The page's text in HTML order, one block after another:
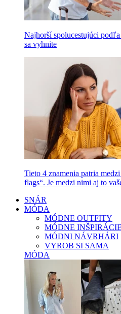
Najhorší spolucestujúci
sa vyhnite
Tieto 4 znamenia patria
flags“. Je medzi nimi aj to
SNÁR
MÓDA
MÓDNE OUTFITY
MÓDNE INŠPIRÁCIE
MÓDNI NÁVRHÁRI
VYROB SI SAMA
MÓDA